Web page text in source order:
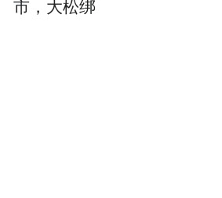
市，大松绑